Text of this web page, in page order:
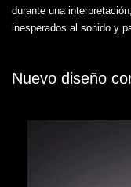
durante una
inesperados al sonido y
Nuevo diseño